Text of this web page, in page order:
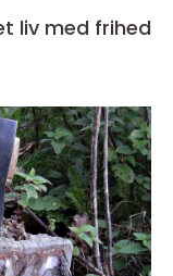
liv med frihed